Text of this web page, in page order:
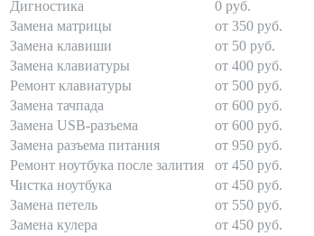
Дигностика
0 руб.
Замена матрицы
от 350 руб.
Замена клавиши
от 50 руб.
Замена клавиатуры
от 400 руб.
Ремонт клавиатуры
от 500 руб.
Замена тачпада
от 600 руб.
Замена USB-разъема
от 600 руб.
Замена разъема питания
от 950 руб.
Ремонт ноутбука после залития
от 450 руб.
Чистка ноутбука
от 450 руб.
Замена петель
от 550 руб.
Замена кулера
от 450 руб.